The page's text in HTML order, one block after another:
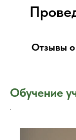
Отзывы
Обучение
.